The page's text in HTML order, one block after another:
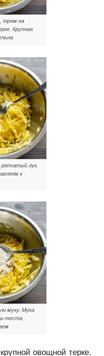
трем на
Крупная
лук.
к
муку. Мука
теста.
овощной терке.